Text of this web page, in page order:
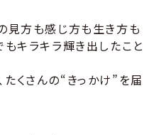
見方も感じ方も生き方も
キラキラ輝き出したこと
くさんの“きっかけ”を届